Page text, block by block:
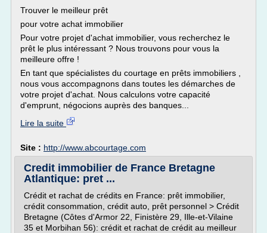
Trouver le meilleur prêt
pour votre achat immobilier
Pour votre projet d'achat immobilier, vous recherchez le
prêt le plus intéressant ? Nous trouvons pour vous la
meilleure offre !
En tant que spécialistes du courtage en prêts immobiliers ,
nous vous accompagnons dans toutes les démarches de
votre projet d'achat. Nous calculons votre capacité
d'emprunt, négocions auprès des banques...
Lire la suite
Site : http://www.abcourtage.com
Credit immobilier de France Bretagne
Atlantique: pret ...
Crédit et rachat de crédits en France: prêt immobilier,
crédit consommation, crédit auto, prêt personnel > Crédit
Bretagne (Côtes d'Armor 22, Finistère 29, Ille-et-Vilaine
35 et Morbihan 56): crédit et rachat de crédit au meilleur